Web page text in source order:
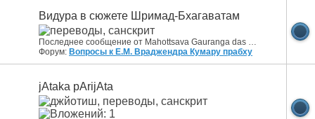
Видура в сюжете Шримад-Бхагаватам
Последнее сообщение от Mahottsava Gauranga das 20.05.2017
21:08
Форум: Вопросы к Е.М. Враджендра Кумару прабху
jAtaka pArijAta